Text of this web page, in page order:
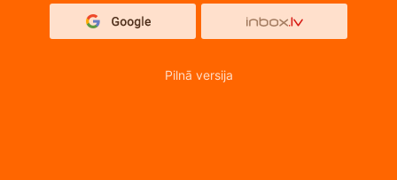
Pilnā versija